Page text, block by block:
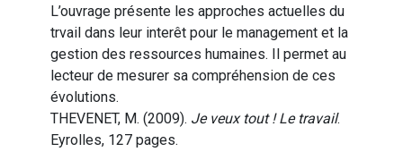
L’ouvrage présente les approches actuelles du
trvail dans leur interêt pour le management et la
gestion des ressources humaines. Il permet au
lecteur de mesurer sa compréhension de ces
évolutions.
THEVENET, M. (2009). Je veux tout ! Le travail.
Eyrolles, 127 pages.